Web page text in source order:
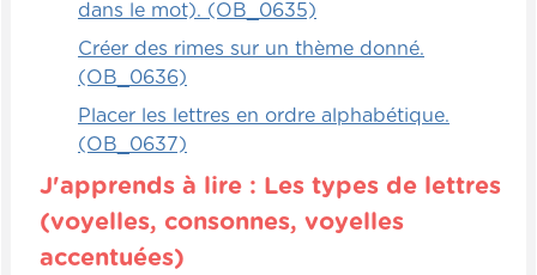
"Le point, il faut toujours que tu l'alignes
avec le ciel." Cela fournit sur sa main à lui
des repères visuels. Tant qu'à mettre un
petit cœur. C'est encore plus mignon et
sympathique, mais l'enfant va avoir besoin
d'un repère visuel sur son propre corps
pour comprendre. Le mouvement est
complexe et on peut lui donner le crayon
dans le mot). (OB_0635)
Créer des rimes sur un thème donné.
(OB_0636)
Placer les lettres en ordre alphabétique.
(OB_0637)
J'apprends à lire : Les types de lettres
(voyelles, consonnes, voyelles
accentuées)